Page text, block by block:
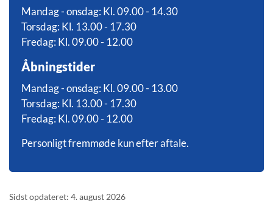
Mandag - onsdag: Kl. 09.00 - 14.30
Torsdag: Kl. 13.00 - 17.30
Fredag: Kl. 09.00 - 12.00
Åbningstider
Mandag - onsdag: Kl. 09.00 - 13.00
Torsdag: Kl. 13.00 - 17.30
Fredag: Kl. 09.00 - 12.00
Personligt fremmøde kun efter aftale.
Sidst opdateret: 4. august 2026